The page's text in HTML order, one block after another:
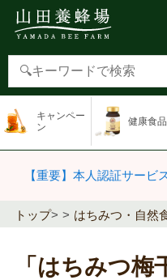
キャンペー
ン
健康食品
【重要】本人認証サービ
トップ> はちみつ・自然
「はちみつ